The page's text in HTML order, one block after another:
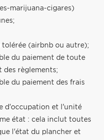
marijuana-cigares)
tolérée (airbnb ou autre);
du paiement de toute
des règlements;
du paiement des frais
d'occupation et l'unité
état : cela inclut toutes
l'état du plancher et